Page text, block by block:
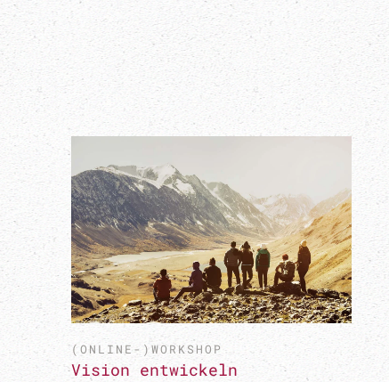
(ONLINE-)WORKSHOP
Vision entwickeln
Ich möchte den Newsletter erhalten und habe die